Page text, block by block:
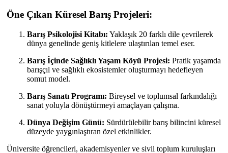
Öne Çıkan Küresel Barış Projeleri:
Barış Psikolojisi Kitabı: Yaklaşık 20 farklı dile çevrilerek
dünya genelinde geniş kitlelere ulaştırılan temel eser.
Barış İçinde Sağlıklı Yaşam Köyü Projesi: Pratik yaşamda
barışçıl ve sağlıklı ekosistemler oluşturmayı hedefleyen
somut model.
Barış Sanatı Programı: Bireysel ve toplumsal farkındalığı
sanat yoluyla dönüştürmeyi amaçlayan çalışma.
Dünya Değişim Günü: Sürdürülebilir barış bilincini küresel
düzeyde yaygınlaştıran özel etkinlikler.
Üniversite öğrencileri, akademisyenler ve sivil toplum kuruluşları